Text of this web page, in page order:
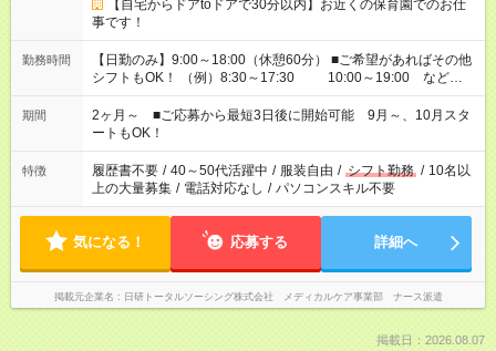
【自宅からドアtoドアで30分以内】お近くの保育園でのお仕
事です！
勤務時間
【日勤のみ】9:00～18:00（休憩60分） ■ご希望があればその他
シフトもOK！ （例）8:30～17:30 10:00～19:00 など
「家族とお休みを合わせたい」 「余裕を持って夕飯の準備がし
たい」 「できれば残業はしたくない」 など、ご希望があれば教
えてくださいね。 ※Wワーク希望の方へ 今ご覧のお仕事で希望
する勤務時間と、もう1つのお仕事の勤務時間。 合計で週40時
間を超える場合は応募できません
期間
2ヶ月～ ■ご応募から最短3日後に開始可能 9月～、10月スタ
ートもOK！
特徴 履歴書不要 / 40～50代活躍中 / 服装自由 / シフト勤務 / 10名以
上の大量募集 / 電話対応なし / パソコンスキル不要
気になる！ 応募する 詳細へ
掲載元企業名 日研トータルソーシング株式会社 メディカルケア事業部 ナース派遣
掲載日：2026.08.07